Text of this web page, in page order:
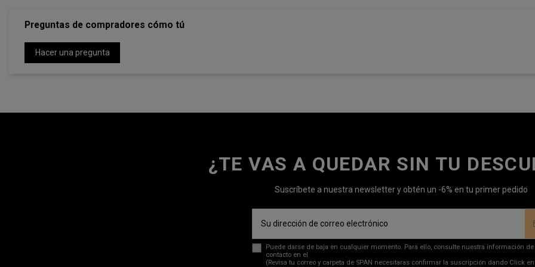
Preguntas de compradores cómo tú
Hacer una pregunta
¿TE VAS A QUEDAR SIN TU
Suscríbete a nuestra newsletter y obtén un -6% en tu primer pedido
Puede darse de baja en cualquier momento. Para ello, consulte nuestra información de
contacto en el
.
(Revisa tu correo y carpeta de SPAN necesitaras confirmar la suscripción dando Click en